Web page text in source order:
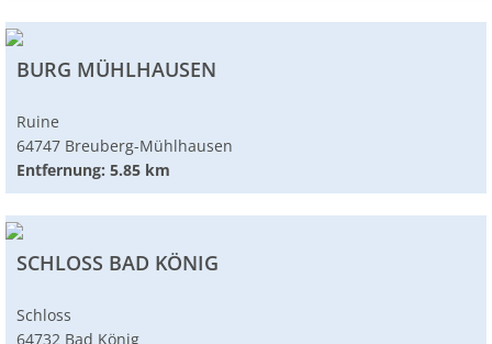
BURG MÜHLHAUSEN
Ruine
64747 Breuberg-Mühlhausen
Entfernung: 5.85 km
SCHLOSS BAD KÖNIG
Schloss
64732 Bad König